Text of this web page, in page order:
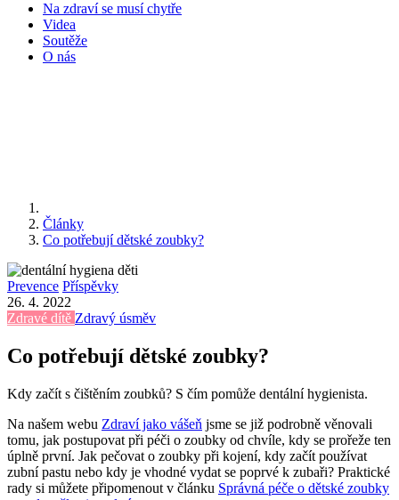
Na zdraví se musí chytře
Videa
Soutěže
O nás
Články
Co potřebují dětské zoubky?
Prevence Příspěvky
26. 4. 2022
Zdravé dítě Zdravý úsměv
Co potřebují dětské zoubky?
Kdy začít s čištěním zoubků? S čím pomůže dentální hygienista.
Na našem webu Zdraví jako vášeň jsme se již podrobně věnovali
tomu, jak postupovat při péči o zoubky od chvíle, kdy se prořeže ten
úplně první. Jak pečovat o zoubky při kojení, kdy začít používat
zubní pastu nebo kdy je vhodné vydat se poprvé k zubaři? Praktické
rady si můžete připomenout v článku Správná péče o dětské zoubky